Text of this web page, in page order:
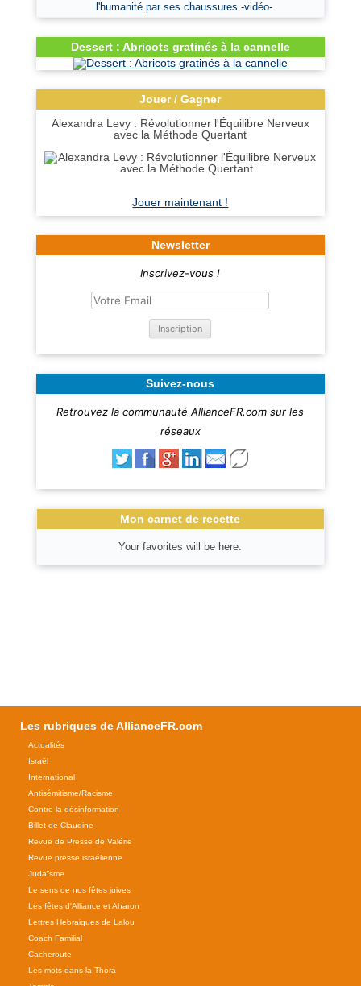
l'humanité par ses chaussures -vidéo-
Dessert : Abricots gratinés à la cannelle
Jouer / Gagner
Alexandra Levy : Révolutionner l'Équilibre Nerveux
avec la Méthode Quertant
Jouer maintenant !
Newsletter
Inscrivez-vous !
Suivez-nous
Retrouvez la communauté AllianceFR.com sur les
réseaux
Mon carnet de recette
Your favorites will be here.
Les rubriques de AllianceFR.com
Actualités
Israël
International
Antisémitisme/Racisme
Contre la désinformation
Billet de Claudine
Revue de Presse de Valérie
Revue presse israélienne
Judaïsme
Le sens de nos fêtes juives
Les fêtes d'Alliance et Aharon
Lettres Hebraiques de Lalou
Coach Familial
Cacheroute
Les mots dans la Thora